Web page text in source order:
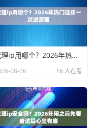
代理ip用哪个？2026年热门选择一次说清楚
08-06 16 人在看